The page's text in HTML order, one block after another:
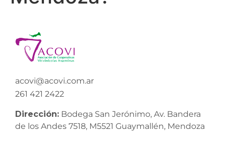
acovi@acovi.com.ar
261 421 2422
Dirección: Bodega San Jerónimo, Av. Bandera
de los Andes 7518, M5521 Guaymallén, Mendoza